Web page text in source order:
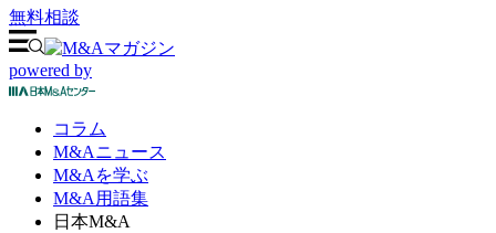
無料相談
powered by
コラム
M&Aニュース
M&Aを学ぶ
M&A 用語集
日本M&A